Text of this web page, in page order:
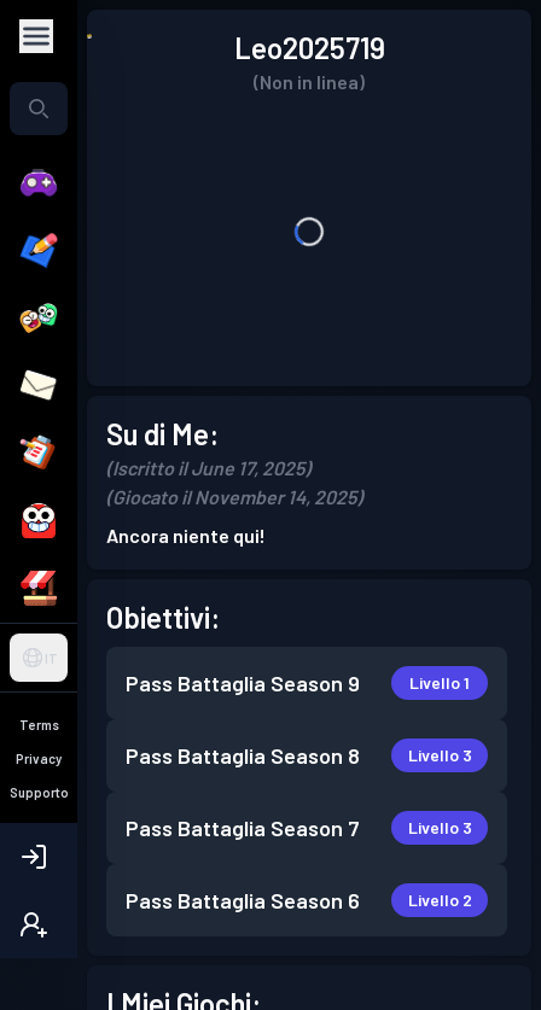
IT
Terms
Privacy
Supporto
Leo2025719
(Non in linea)
Su di Me:
(Iscritto il June 17, 2025)
(Giocato il November 14, 2025)
Ancora niente qui!
Obiettivi:
Pass Battaglia Season 9 Livello 1
Pass Battaglia Season 8 Livello 3
Pass Battaglia Season 7 Livello 3
Pass Battaglia Season 6 Livello 2